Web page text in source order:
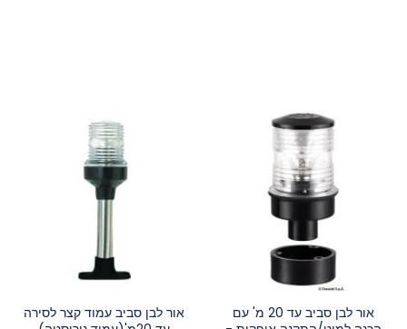
אור לבן סביב עד 20 מ' עם
אור לבן סביב עמוד קצר לסירה